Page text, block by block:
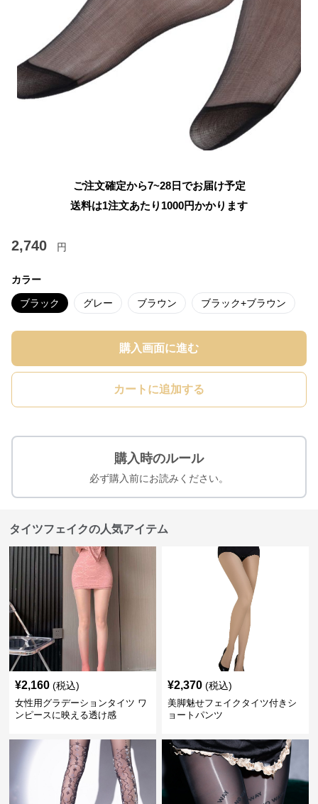
ご注文確定から7~28日でお届け予定
送料は1注文あたり 1000円かかります
2,740 円
カラー
ブラック グレー ブラウン ブラック+ブラウン
購入画面に進む
カートに追加する
購入時のルール
必ず購入前にお読みください。
タイツフェイクの人気アイテム
¥2,160 (税込)
女性用グラデーションタイツ ワ
ンピースに映える透け感
¥2,370 (税込)
美脚魅せフェイクタイツ付きシ
ョートパンツ